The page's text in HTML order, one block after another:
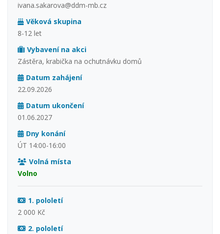
ivana.sakarova@ddm-mb.cz
Věková skupina
8-12 let
Vybavení na akci
Zástěra, krabička na ochutnávku domů
Datum zahájení
22.09.2026
Datum ukončení
01.06.2027
Dny konání
ÚT 14:00-16:00
Volná místa
Volno
1. pololetí
2 000 Kč
2. pololetí